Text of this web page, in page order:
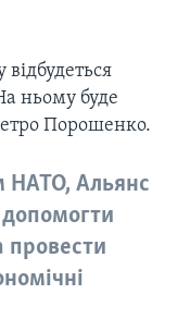
відбудеться
ньому буде
Порошенко.
НАТО, Альянс
провести